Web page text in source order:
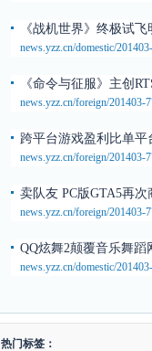
《战机世界》终极试
news.yzz.cn/domestic/
《命令与征服》主创
news.yzz.cn/foreign/201403-
跨平台游戏盈利比单平
news.yzz.cn/foreign/201403-
卖队友 PC版GTA5再次
news.yzz.cn/foreign/201403-
QQ炫舞2颠覆音乐舞蹈
news.yzz.cn/domestic/
热门标签：